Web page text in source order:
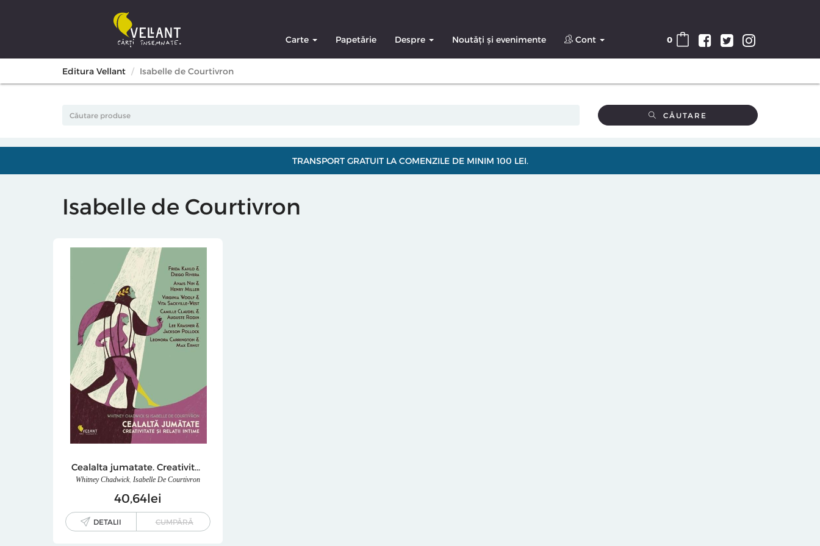
0
Carte Papetărie Despre Noutăți și evenimente Cont
Editura Vellant Isabelle de Courtivron
CĂUTARE
TRANSPORT GRATUIT LA COMENZILE DE MINIM 100 LEI.
Isabelle de Courtivron
Cealalta jumatate. Creativitate si relatii intime
Whitney Chadwick, Isabelle De Courtivron
4064lei
DETALII CUMPĂRĂ